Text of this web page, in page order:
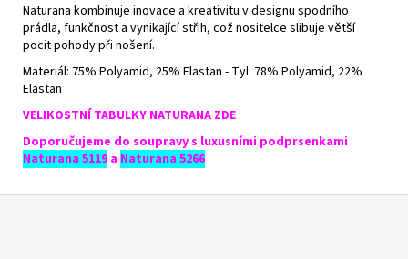
Naturana kombinuje inovace a kreativitu v designu spodního
prádla, funkčnost a vynikající střih, což nositelce slibuje větší
pocit pohody při nošení.
Materiál: 75% Polyamid, 25% Elastan - Tyl: 78% Polyamid, 22%
Elastan
VELIKOSTNÍ TABULKY NATURANA ZDE
Doporučujeme do soupravy s luxusními podprsenkami
Naturana 5119 a Naturana 5266